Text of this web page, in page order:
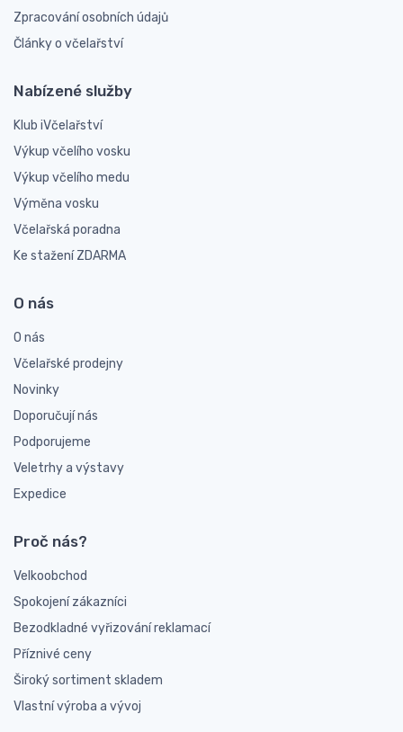
Zpracování osobních údajů
Články o včelařství
Nabízené služby
Klub iVčelařství
Výkup včelího vosku
Výkup včelího medu
Výměna vosku
Včelařská poradna
Ke stažení ZDARMA
O nás
O nás
Včelařské prodejny
Novinky
Doporučují nás
Podporujeme
Veletrhy a výstavy
Expedice
Proč nás?
Velkoobchod
Spokojení zákazníci
Bezodkladné vyřizování reklamací
Příznivé ceny
Široký sortiment skladem
Vlastní výroba a vývoj